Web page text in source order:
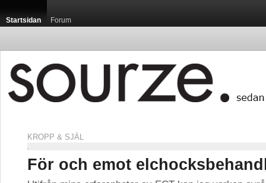
Startsidan Forum
KROPP & SJÄL
För och emot